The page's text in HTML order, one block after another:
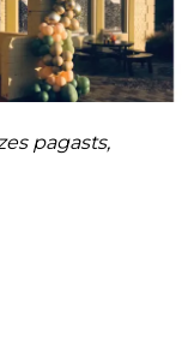
pagasts,